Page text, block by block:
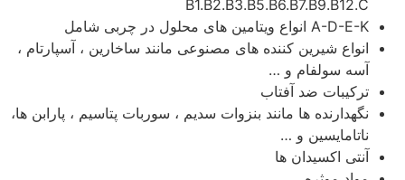
B1.B2.B3.B5.B6.B7.B9.B12.C
A-D-E-K انواع ویتامین های محلول در چربی شامل
انواع شیرین کننده های مصنوعی مانند ساخارین ، آسپارتام ،
آسه سولفام و …
ترکیبات ضد آفتاب
نگهدارنده ها مانند بنزوات سدیم ، سوربات پتاسیم ، پارابن ها،
ناتامایسین و …
آنتی اکسیدان ها